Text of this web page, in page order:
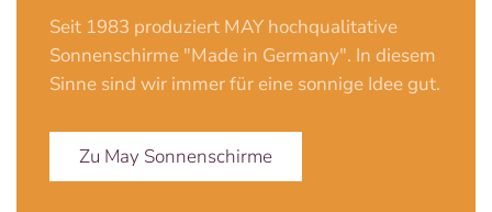
Seit 1983 produziert MAY hochqualitative
Sonnenschirme "Made in Germany". In diesem
Sinne sind wir immer für eine sonnige Idee gut.
Zu May Sonnenschirme